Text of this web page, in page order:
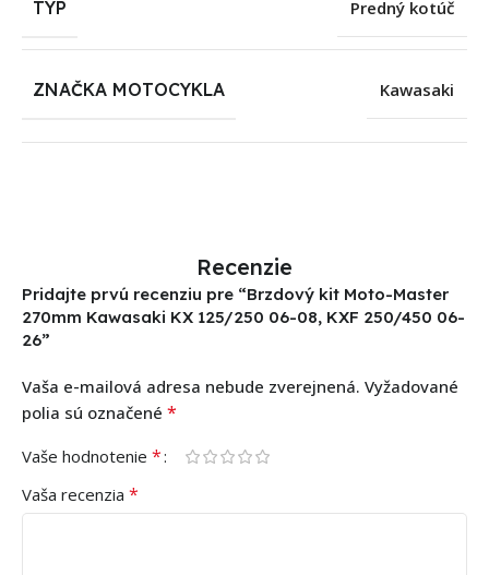
TYP Predný kotúč
ZNAČKA MOTOCYKLA Kawasaki
Recenzie
Pridajte prvú recenziu pre “Brzdový kit Moto-Master
270mm Kawasaki KX 125/250 06-08, KXF 250/450 06-
26”
Vaša e-mailová adresa nebude zverejnená. Vyžadované
polia sú označené *
Vaše hodnotenie *
Vaša recenzia *